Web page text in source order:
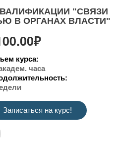
"СВЯЗИ
В ОРГАНАХ ВЛАСТИ"
курса:
часа
Записаться на курс!